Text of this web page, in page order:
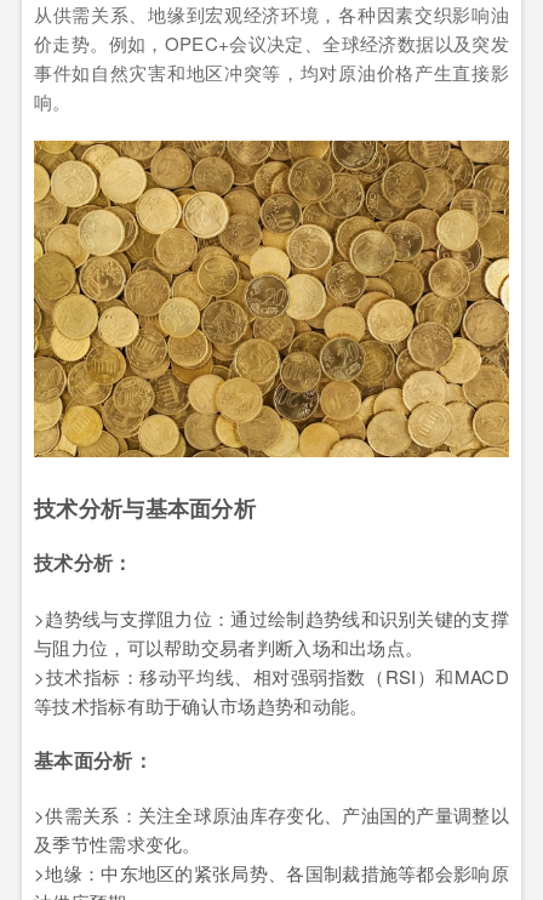
从供需关系、地缘到宏观经济环境，各种因素交织影响油
价走势。例如，OPEC+会议决定、全球经济数据以及突发
事件如自然灾害和地区冲突等，均对原油价格产生直接影
响。
技术分析与基本面分析
技术分析：
>趋势线与支撑阻力位：通过绘制趋势线和识别关键的支撑
与阻力位，可以帮助交易者判断入场和出场点。
>技术指标：移动平均线、相对强弱指数（RSI）和MACD
等技术指标有助于确认市场趋势和动能。
基本面分析：
>供需关系：关注全球原油库存变化、产油国的产量调整以
及季节性需求变化。
>地缘：中东地区的紧张局势、各国制裁措施等都会影响原